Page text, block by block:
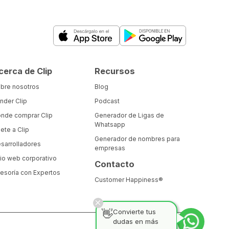
de Clip
nosotros
Clip
comprar Clip
a Clip
web corporativo
con Expertos
Recursos
Blog
Podcast
Generador de Ligas de
Whatsapp
Generador de nombres para
empresas
Contacto
Customer Happiness®
👋Convierte tus
dudas en más